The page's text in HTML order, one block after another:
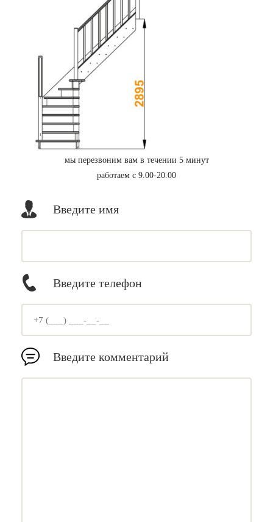
мы перезвоним вам в течении 5 минут
работаем с 9.00-20.00
Введите имя
Введите телефон
Введите комментарий